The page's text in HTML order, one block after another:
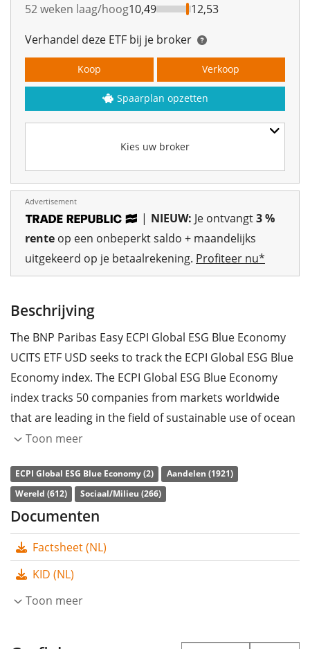
52 weken laag/hoog10,49
12,53
Verhandel deze ETF bij je broker
Kies uw broker
Koop Verkoop
Spaarplan opzetten
Advertisement
| NIEUW: Je ontvangt3 %
rente op een onbeperkt saldo + maandelijks
uitgekeerd op je betaalrekening. Profiteer nu*
Beschrijving
The BNP Paribas Easy ECPI Global ESG Blue Economy
UCITS ETF USD seeks to track the ECPI Global ESG Blue
Economy index. The ECPI Global ESG Blue Economy
index tracks 50 companies from markets worldwide
that are leading in the field of sustainable use of ocean
resources. Other ESG criteria and the principles of the
process. The selected securities are weighted equally in
the index.
p.a. . The BNP Paribas Easy ECPI Global ESG Blue
Economy UCITS ETF USD is the cheapest ETF that tracks
replicates the performance of the underlying index by
Toon meer
ECPI Global ESG Blue Economy (2)
Aandelen (1921)
Wereld (612)
Sociaal/Milieu (266)
Documenten
Factsheet (NL)
KID (NL)
Toon meer